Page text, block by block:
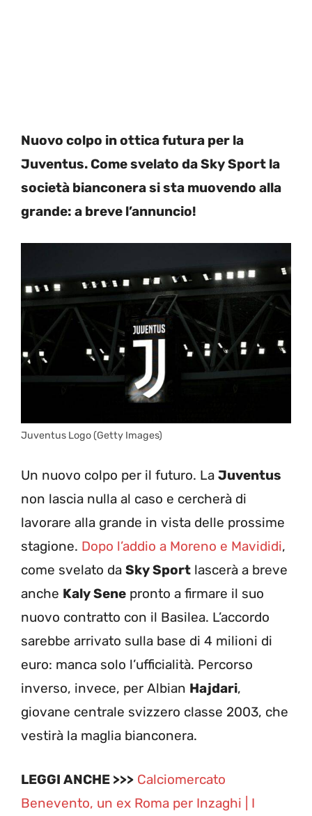
Nuovo colpo in ottica futura per la
Juventus. Come svelato da Sky Sport la
società bianconera si sta muovendo alla
grande: a breve l’annuncio!
Juventus Logo (Getty Images)
Un nuovo colpo per il futuro. La Juventus
non lascia nulla al caso e cercherà di
lavorare alla grande in vista delle prossime
stagione. Dopo l’addio a Moreno e Mavididi,
come svelato da Sky Sport lascerà a breve
anche Kaly Sene pronto a firmare il suo
nuovo contratto con il Basilea. L’accordo
sarebbe arrivato sulla base di 4 milioni di
euro: manca solo l’ufficialità. Percorso
inverso, invece, per Albian Hajdari,
giovane centrale svizzero classe 2003, che
vestirà la maglia bianconera.
LEGGI ANCHE >>> Calciomercato
Benevento, un ex Roma per Inzaghi | I